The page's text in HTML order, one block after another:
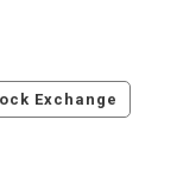
Exchange